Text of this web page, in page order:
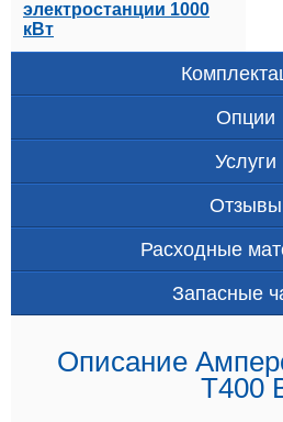
электростанции 1000
кВт
Опции
Услуги
Отзывы
Расходные
Запасные
Описание
Т400